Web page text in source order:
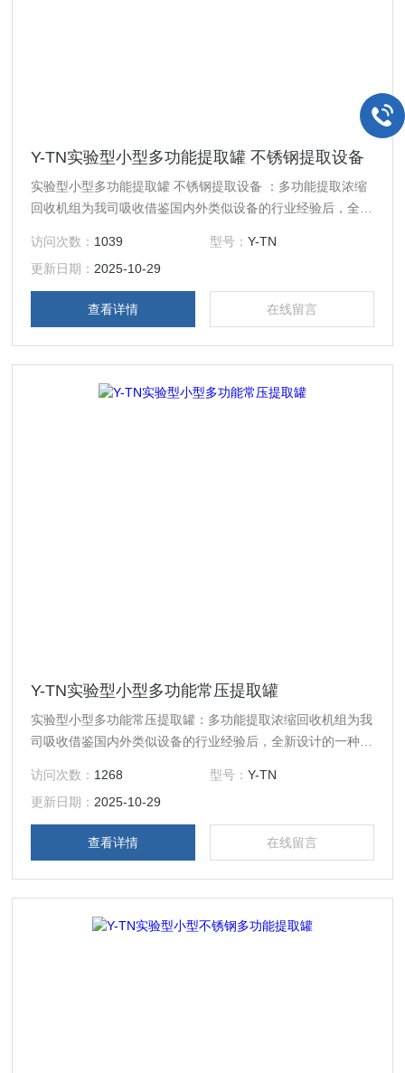
Y-TN实验型小型多功能提取罐 不锈钢提取设备
实验型小型多功能提取罐 不锈钢提取设备 ：多功能提取浓缩
回收机组为我司吸收借鉴国内外类似设备的行业经验后，全新
应用于科研院所、植提化工、生物发酵等行业，用于小试、中
试研发、小规模成品生产
访问次数： 1039 型号： Y-TN
更新日期： 2025-10-29
查看详情 在线留言
Y-TN实验型小型多功能常压提取罐
实验型小型多功能常压提取罐：多功能提取浓缩回收机组为我
司吸收借鉴国内外类似设备的行业经验后，全新设计的一种小
所、植提化工、生物发酵等行业，用于小试、中试研发、小规
模成品生产
访问次数： 1268 型号： Y-TN
更新日期： 2025-10-29
查看详情 在线留言